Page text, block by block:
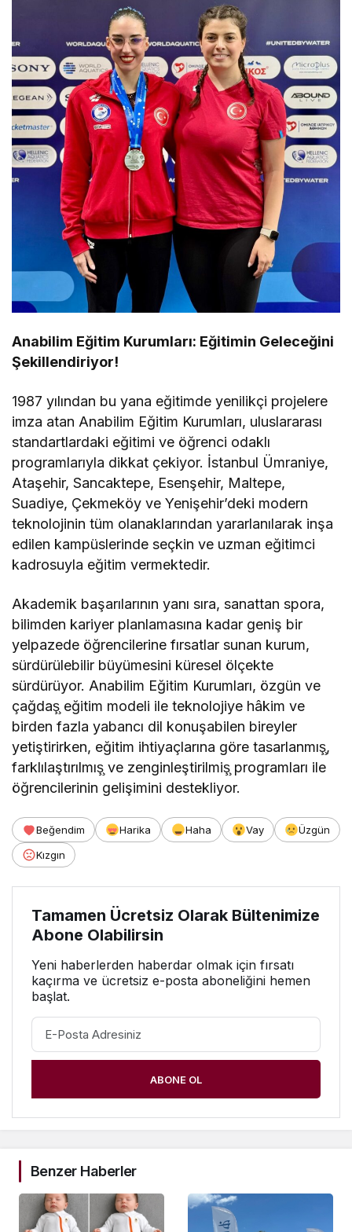
Anabilim Eğitim Kurumları: Eğitimin Geleceğini
Şekillendiriyor!
1987 yılından bu yana eğitimde yenilikçi projelere
imza atan Anabilim Eğitim Kurumları, uluslararası
standartlardaki eğitimi ve öğrenci odaklı
programlarıyla dikkat çekiyor. İstanbul Ümraniye,
Ataşehir, Sancaktepe, Esenşehir, Maltepe,
Suadiye, Çekmeköy ve Yenişehir’deki modern
teknolojinin tüm olanaklarından yararlanılarak inşa
edilen kampüslerinde seçkin ve uzman eğitimci
kadrosuyla eğitim vermektedir.
Akademik başarılarının yanı sıra, sanattan spora,
bilimden kariyer planlamasına kadar geniş bir
yelpazede öğrencilerine fırsatlar sunan kurum,
sürdürülebilir büyümesini küresel ölçekte
sürdürüyor. Anabilim Eğitim Kurumları, özgün ve
çağdaş̧ eğitim modeli ile teknolojiye hâkim ve
birden fazla yabancı dil konuşabilen bireyler
yetiştirirken, eğitim ihtiyaçlarına göre tasarlanmış̧,
farklılaştırılmış̧ ve zenginleştirilmiş̧ programları ile
öğrencilerinin gelişimini destekliyor.
Beğendim Harika Haha Vay
Üzgün
Kızgın
Tamamen Ücretsiz Olarak Bültenimize
Abone Olabilirsin
Yeni haberlerden haberdar olmak için fırsatı
kaçırma ve ücretsiz e-posta aboneliğini hemen
başlat.
ABONE OL
Benzer Haberler